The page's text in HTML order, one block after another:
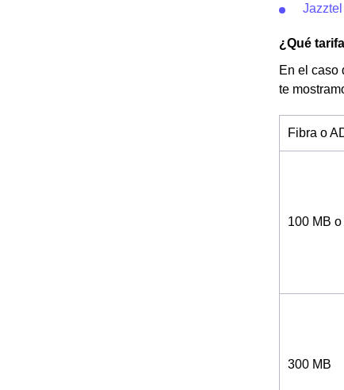
¿Qué
En el caso
te
Fibra o
100 MB
300 MB